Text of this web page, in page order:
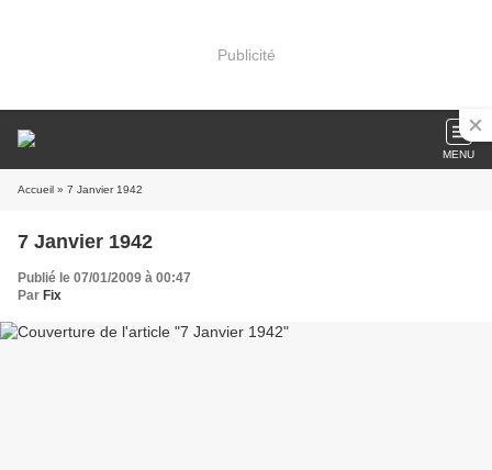
Publicité
MENU
Accueil » 7 Janvier 1942
7 Janvier 1942
Publié le 07/01/2009 à 00:47
Par Fix